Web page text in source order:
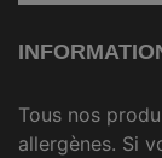
Tous nos
allergènes. Si